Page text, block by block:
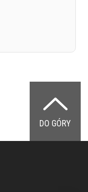
DO GÓRY